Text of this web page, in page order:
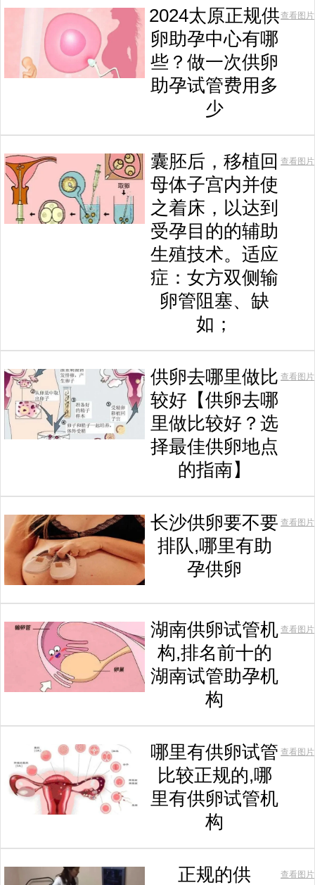
2024太原正规供
卵助孕中心有哪
些？做一次供卵
助孕试管费用多
少
查看图片
囊胚后，移植回
母体子宫内并使
之着床，以达到
受孕目的的辅助
生殖技术。适应
症：女方双侧输
卵管阻塞、缺
如；
查看图片
供卵去哪里做比
较好【供卵去哪
里做比较好？选
择最佳供卵地点
的指南】
查看图片
长沙供卵要不要
排队,哪里有助
孕供卵
查看图片
湖南供卵试管机
构,排名前十的
湖南试管助孕机
构
查看图片
哪里有供卵试管
比较正规的,哪
里有供卵试管机
构
查看图片
正规的供
查看图片